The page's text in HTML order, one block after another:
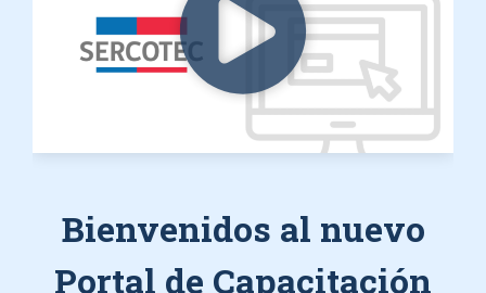
Bienvenidos al nuevo
Portal de Capacitación